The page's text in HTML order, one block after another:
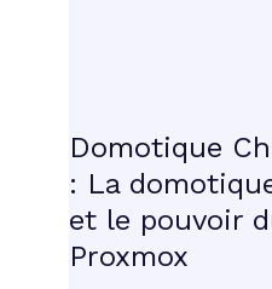
Domotique
: La
et le pouvoir
Proxmox